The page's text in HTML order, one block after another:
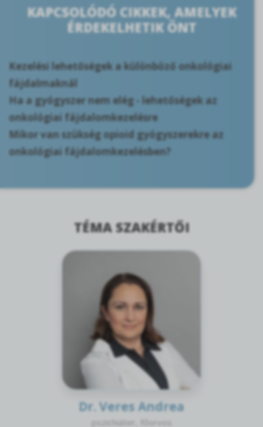
KAPCSOLÓDÓ CIKKEK, AMELYEK
ÉRDEKELHETIK ÖNT
Kezelési lehetőségek a különböző onkológiai
fájdalmaknál
Ha a gyógyszer nem elég - lehetőségek az
onkológiai fájdalomkezelésre
Mikor van szükség opioid gyógyszerekre az
onkológiai fájdalomkezelésben?
TÉMA SZAKÉRTŐI
Dr. Veres Andrea